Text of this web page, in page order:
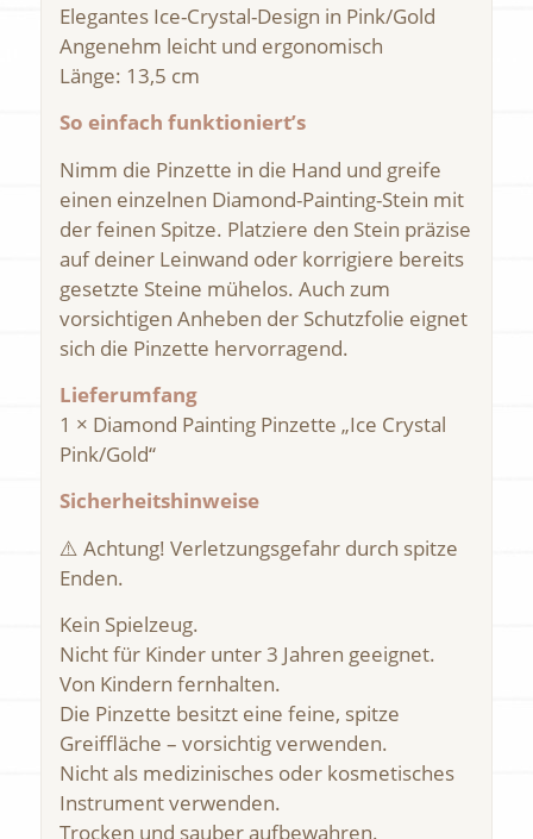
Elegantes Ice-Crystal-Design in Pink/Gold
Angenehm leicht und ergonomisch
Länge: 13,5 cm
So einfach funktioniert’s
Nimm die Pinzette in die Hand und greife
einen einzelnen Diamond-Painting-Stein mit
der feinen Spitze. Platziere den Stein präzise
auf deiner Leinwand oder korrigiere bereits
gesetzte Steine mühelos. Auch zum
vorsichtigen Anheben der Schutzfolie eignet
sich die Pinzette hervorragend.
Lieferumfang
1 × Diamond Painting Pinzette „Ice Crystal
Pink/Gold“
Sicherheitshinweise
⚠️ Achtung! Verletzungsgefahr durch spitze
Enden.
Kein Spielzeug.
Nicht für Kinder unter 3 Jahren geeignet.
Von Kindern fernhalten.
Die Pinzette besitzt eine feine, spitze
Greiffläche – vorsichtig verwenden.
Nicht als medizinisches oder kosmetisches
Instrument verwenden.
Trocken und sauber aufbewahren.